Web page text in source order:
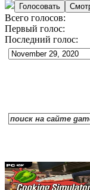
Всего голосов:
Первый голос:
Последний голос: